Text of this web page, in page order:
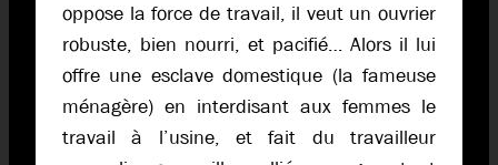
oppose la force de travail, il veut un ouvrier
robuste, bien nourri, et pacifié… Alors il lui
offre une esclave domestique (la fameuse
ménagère) en interdisant aux femmes le
travail à l’usine, et fait du travailleur